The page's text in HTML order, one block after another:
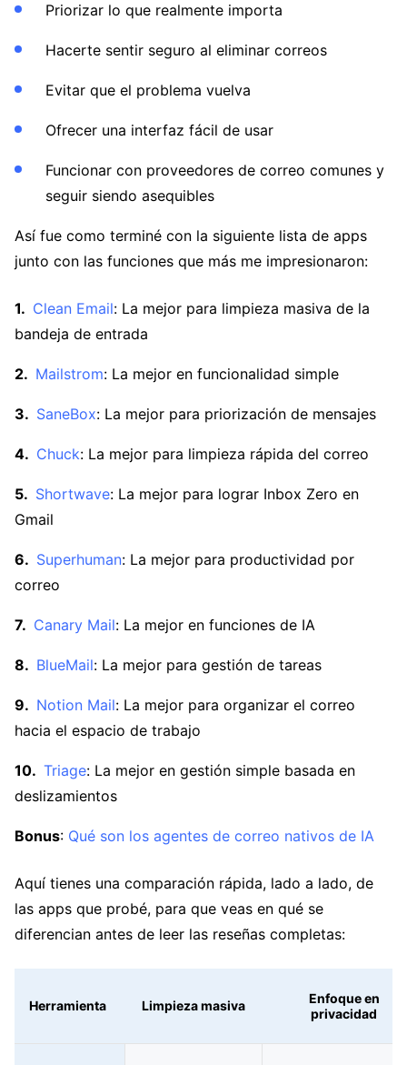
Priorizar lo que realmente importa
Hacerte sentir seguro al eliminar correos
Evitar que el problema vuelva
Ofrecer una interfaz fácil de usar
Funcionar con proveedores de correo comunes y
seguir siendo asequibles
Así fue como terminé con la siguiente lista de apps
junto con las funciones que más me impresionaron:
Clean Email: La mejor para limpieza masiva de la
bandeja de entrada
Mailstrom: La mejor en funcionalidad simple
SaneBox: La mejor para priorización de mensajes
Chuck: La mejor para limpieza rápida del correo
Shortwave: La mejor para lograr Inbox Zero en
Gmail
Superhuman: La mejor para productividad por
correo
Canary Mail: La mejor en funciones de IA
BlueMail: La mejor para gestión de tareas
Notion Mail: La mejor para organizar el correo
hacia el espacio de trabajo
Triage: La mejor en gestión simple basada en
deslizamientos
Bonus: Qué son los agentes de correo nativos de IA
Aquí tienes una comparación rápida, lado a lado, de
las apps que probé, para que veas en qué se
diferencian antes de leer las reseñas completas:
Herramienta Limpieza masiva
Enfoque en
privacidad